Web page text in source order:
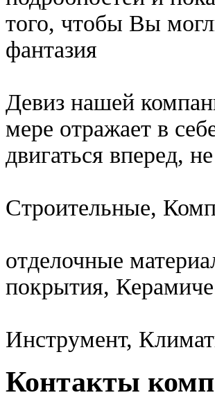
того, чтобы Вы
фантазия
Девиз нашей
мере отражает в
двигаться вперед,
Строительные,
отделочные
покрытия,
Инструмент,
Контакты